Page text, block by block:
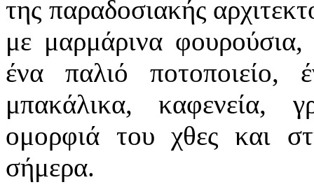
της παραδοσιακής
με μαρμάρινα φουρούσια,
ένα παλιό ποτοποιείο,
μπακάλικα, καφενεία,
ομορφιά του χθες και
σήμερα.